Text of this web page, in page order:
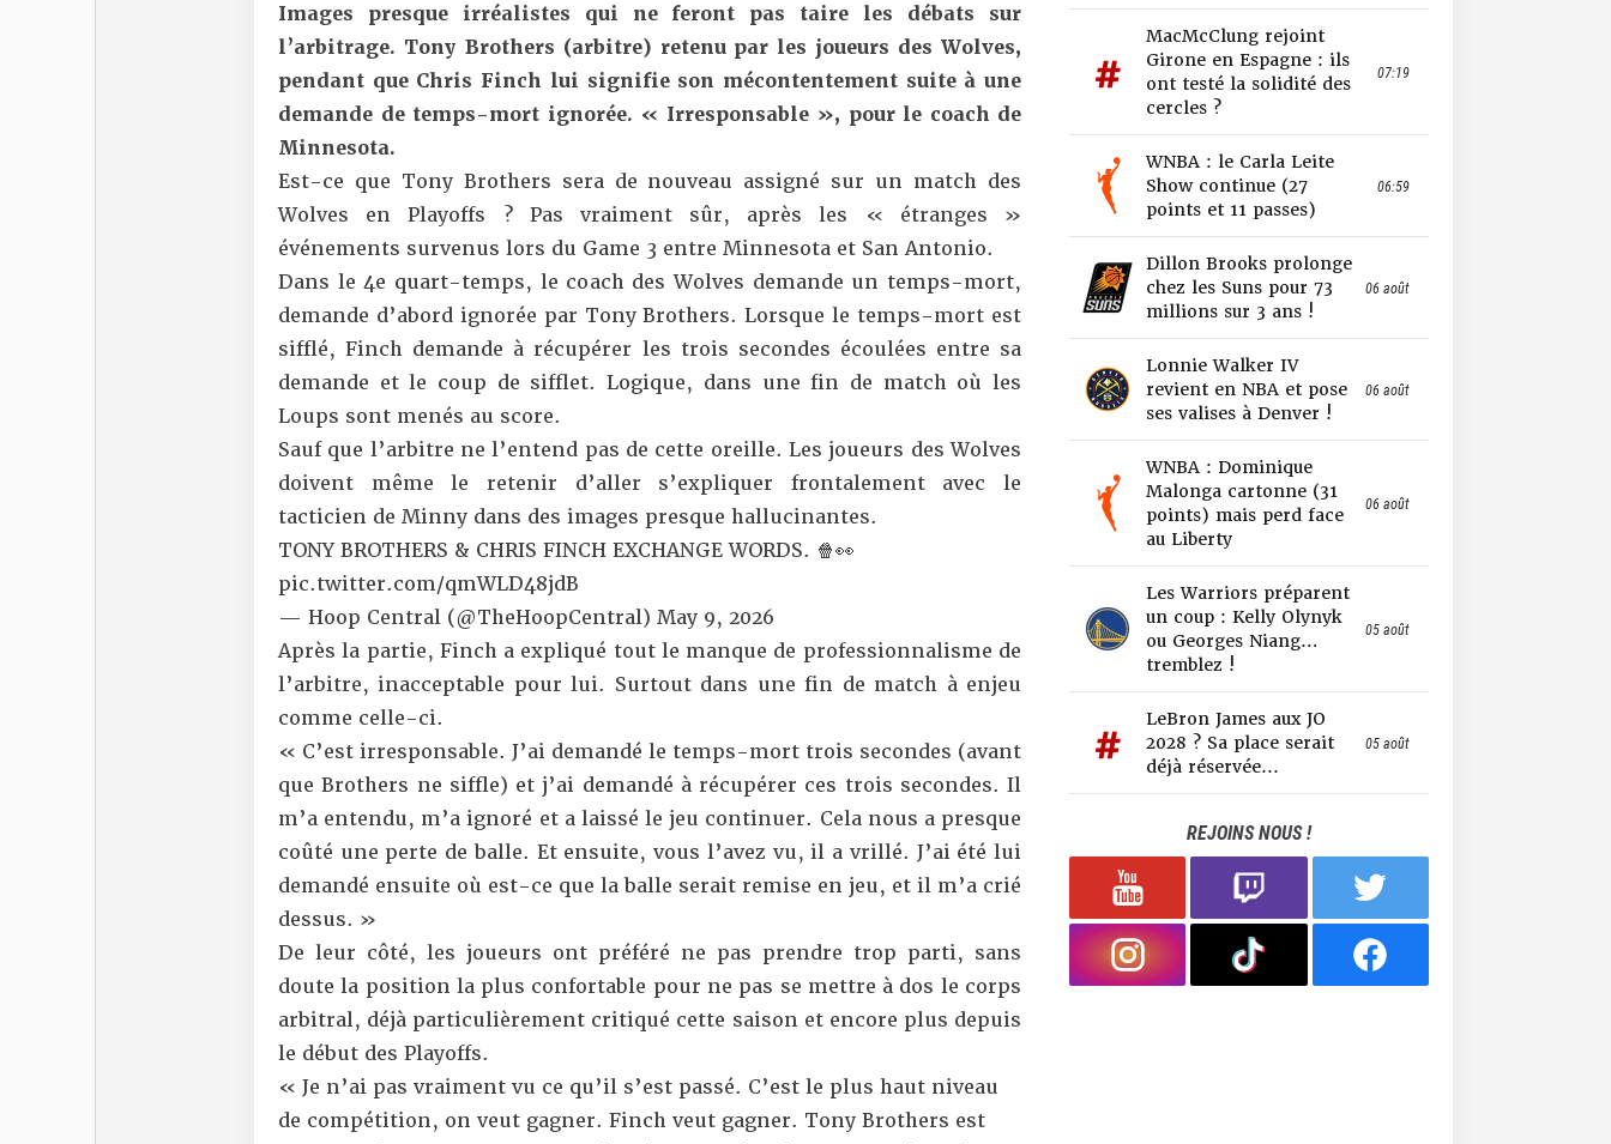
Images presque irréalistes qui ne feront pas taire les débats sur
l’arbitrage. Tony Brothers (arbitre) retenu par les joueurs des Wolves,
pendant que Chris Finch lui signifie son mécontentement suite à une
demande de temps-mort ignorée. « Irresponsable », pour le coach de
Minnesota.
Est-ce que Tony Brothers sera de nouveau assigné sur un match des
Wolves en Playoffs ? Pas vraiment sûr, après les « étranges »
événements survenus lors du Game 3 entre Minnesota et San Antonio.
Dans le 4e quart-temps, le coach des Wolves demande un temps-mort,
demande d’abord ignorée par Tony Brothers. Lorsque le temps-mort est
sifflé, Finch demande à récupérer les trois secondes écoulées entre sa
demande et le coup de sifflet. Logique, dans une fin de match où les
Loups sont menés au score.
Sauf que l’arbitre ne l’entend pas de cette oreille. Les joueurs des Wolves
doivent même le retenir d’aller s’expliquer frontalement avec le
tacticien de Minny dans des images presque hallucinantes.
TONY BROTHERS & CHRIS FINCH EXCHANGE WORDS. 🍿👀
pic.twitter.com/qmWLD48jdB
— Hoop Central (@TheHoopCentral) May 9, 2026
Après la partie, Finch a expliqué tout le manque de professionnalisme de
l’arbitre, inacceptable pour lui. Surtout dans une fin de match à enjeu
comme celle-ci.
« C’est irresponsable. J’ai demandé le temps-mort trois secondes (avant
que Brothers ne siffle) et j’ai demandé à récupérer ces trois secondes. Il
m’a entendu, m’a ignoré et a laissé le jeu continuer. Cela nous a presque
coûté une perte de balle. Et ensuite, vous l’avez vu, il a vrillé. J’ai été lui
demandé ensuite où est-ce que la balle serait remise en jeu, et il m’a crié
dessus. »
De leur côté, les joueurs ont préféré ne pas prendre trop parti, sans
doute la position la plus confortable pour ne pas se mettre à dos le corps
arbitral, déjà particulièrement critiqué cette saison et encore plus depuis
le début des Playoffs.
« Je n’ai pas vraiment vu ce qu’il s’est passé. C’est le plus haut niveau
de compétition, on veut gagner. Finch veut gagner. Tony Brothers est
MacMcClung rejoint
Girone en Espagne : ils
ont testé la solidité des
cercles ?
07:19
WNBA : le Carla Leite
Show continue (27
points et 11 passes)
06:59
Dillon Brooks prolonge
chez les Suns pour 73
millions sur 3 ans !
06 août
Lonnie Walker IV
revient en NBA et pose
ses valises à Denver !
06 août
WNBA : Dominique
Malonga cartonne (31
points) mais perd face
au Liberty
06 août
Les Warriors préparent
un coup : Kelly Olynyk
ou Georges Niang…
tremblez !
05 août
LeBron James aux JO
2028 ? Sa place serait
déjà réservée...
05 août
REJOINS NOUS !